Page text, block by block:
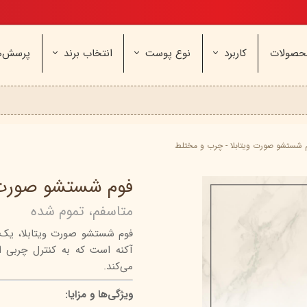
کاربرد
عطر - ادکلن
اسپری بدن
دئودرانت - مام
نوع پوست انتخاب برند
نیوره بیول
ایپک
شون
ویتابلا سینره
سیلکر
مهرونا سی‌گل
نو‌ آکنه ویتالیر
هرمودر
شستشو صورت ویتابلا - چرب و مختلط
فوم شستشو
متاسفم، تموم شده
فوم شستشو صورت ویتابلا،
آکنه است که به کنترل
می‌کند.
ویژگی‌ها و مزایا: